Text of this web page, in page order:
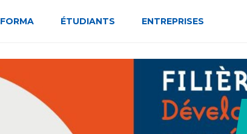
ÉTUDIANTS ENTREPRISES